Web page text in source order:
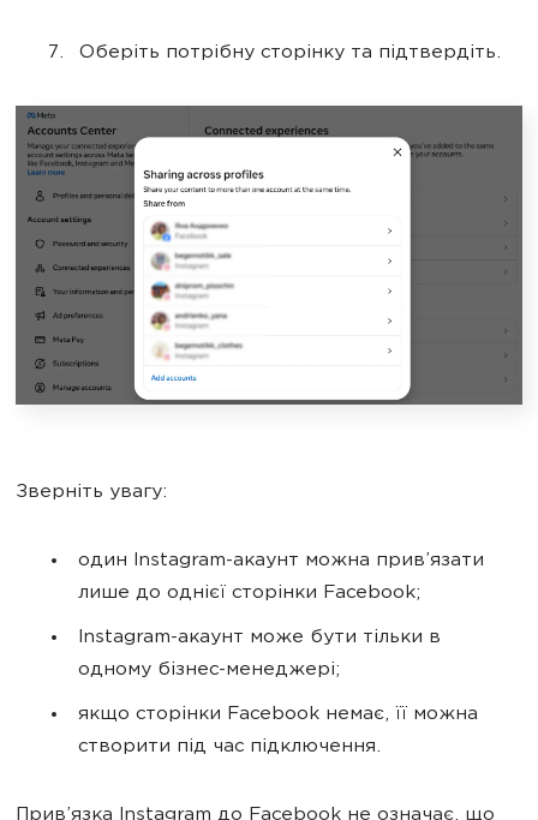
Оберіть потрібну сторінку та підтвердіть.
Зверніть увагу:
один Instagram-акаунт можна прив’язати
лише до однієї сторінки Facebook;
Instagram-акаунт може бути тільки в
одному бізнес-менеджері;
якщо сторінки Facebook немає, її можна
створити під час підключення.
Прив’язка Instagram до Facebook не означає, що